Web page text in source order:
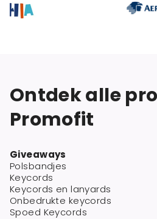
Ontdek alle
Promofit
Giveaways
Polsbandjes
Keycords
Keycords en lanyards
Onbedrukte keycords
Spoed Keycords